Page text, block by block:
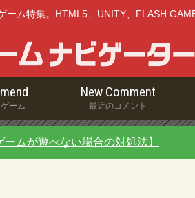
ーム特集。HTML5、UNITY、FLASH
ーム
New Comment
最近のコメント
ームが遊べない場合の対処法】